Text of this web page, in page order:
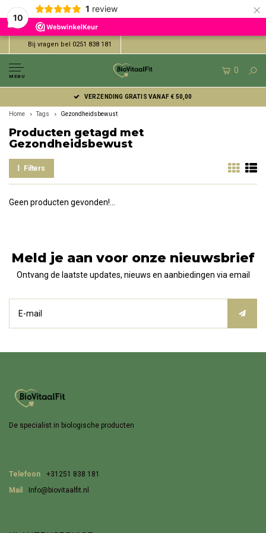
10
1 review ×
Bij vragen bel 0251 838 181
MENU
0
VERZENDING GRATIS VANAF € 50,00
Home Tags Gezondheidsbewust
Producten getagd met
Gezondheidsbewust
Filters
Geen producten gevonden!...
Meld je aan voor onze nieuwsbrief
Ontvang de laatste updates, nieuws en aanbiedingen via email
De specialist in biologische producten
Telefoon
+31251 838 181
Mail
Info@biovitaalfit.nl